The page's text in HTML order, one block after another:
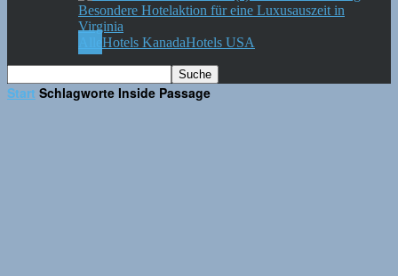
Besondere Hotelaktion für eine Luxusauszeit in
Virginia
Hotels KanadaHotels USA
Start Schlagworte Inside Passage